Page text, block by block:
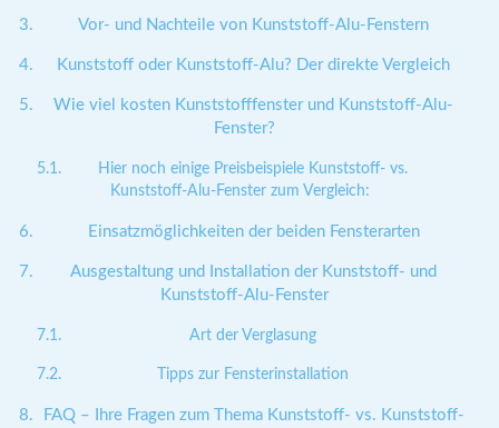
Vor- und Nachteile von Kunststoff-Alu-Fenstern
Kunststoff oder Kunststoff-Alu? Der direkte Vergleich
Wie viel kosten Kunststofffenster und Kunststoff-Alu-
Fenster?
Hier noch einige Preisbeispiele Kunststoff- vs.
Kunststoff-Alu-Fenster zum Vergleich:
Einsatzmöglichkeiten der beiden Fensterarten
Ausgestaltung und Installation der Kunststoff- und
Kunststoff-Alu-Fenster
Art der Verglasung
Tipps zur Fensterinstallation
FAQ – Ihre Fragen zum Thema Kunststoff- vs. Kunststoff-